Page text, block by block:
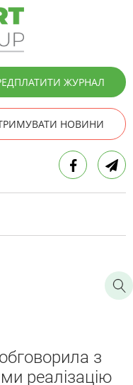
ЖУРНАЛ
НОВИНИ
з
реалізацію